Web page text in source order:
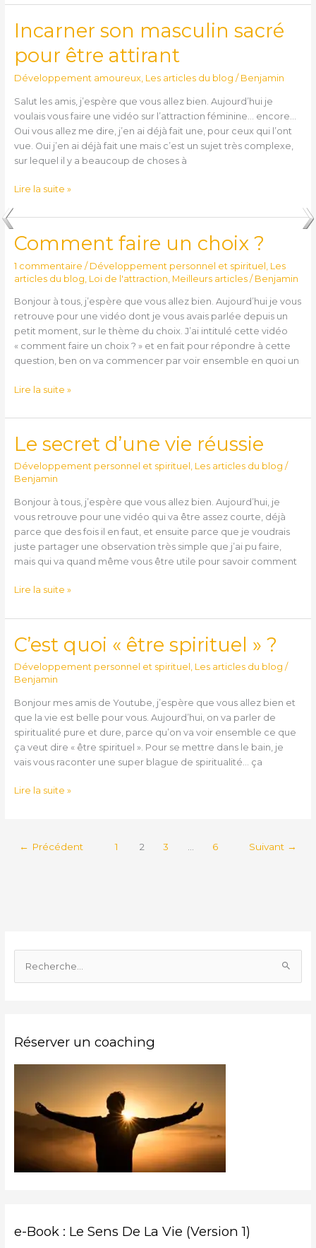
Incarner son masculin sacré
pour être attirant
Développement amoureux, Les articles du blog / Benjamin
Salut les amis, j’espère que vous allez bien. Aujourd’hui je
voulais vous faire une vidéo sur l’attraction féminine… encore…
Oui vous allez me dire, j’en ai déjà fait une, pour ceux qui l’ont
vue. Oui j’en ai déjà fait une mais c’est un sujet très complexe,
sur lequel il y a beaucoup de choses à
Incarner
son
masculin
pour
être
attirant
Lire la suite »
Comment faire un choix ?
1 commentaire / Développement personnel et spirituel Les
articles du blog Loi de l'attraction Meilleurs articles/ Benjamin
Bonjour à tous, j’espère que vous allez bien. Aujourd’hui je vous
retrouve pour une vidéo dont je vous avais parlée depuis un
petit moment, sur le thème du choix. J’ai intitulé cette vidéo
« comment faire un choix ? » et en fait pour répondre à cette
question, ben on va commencer par voir ensemble en quoi un
Comment
faire
un
choix
?
Lire la suite »
Le secret d’une vie réussie
Développement personnel et spirituel , Les articles du blog /
Benjamin
Bonjour à tous, j’espère que vous allez bien. Aujourd’hui, je
vous retrouve pour une vidéo qui va être assez courte, déjà
parce que des fois il en faut, et ensuite parce que je voudrais
juste partager une observation très simple que j’ai pu faire,
mais qui va quand même vous être utile pour savoir comment
Le
secret
d’une
vie
réussie
Lire la suite »
C’est quoi « être spirituel » ?
Développement personnel et spirituel , Les articles du blog /
Benjamin
Bonjour mes amis de Youtube, j’espère que vous allez bien et
que la vie est belle pour vous. Aujourd’hui, on va parler de
spiritualité pure et dure, parce qu’on va voir ensemble ce que
ça veut dire « être spirituel ». Pour se mettre dans le bain, je
vais vous raconter une super blague de spiritualité… ça
C’est
quoi
«
être
spirituel
Lire la suite »
← Précédent 1 2 3 6 Suivant →
e
e
e
Réserver un coaching
e-Book : Le Sens De La Vie (Version 1)